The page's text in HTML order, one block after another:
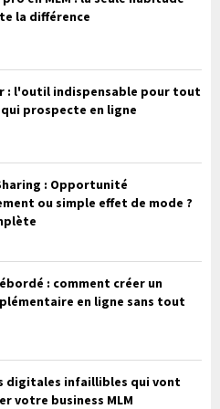
la différence
: l'outil indispensable pour tout
qui prospecte en ligne
: Opportunité
ou simple effet de mode ?
: comment créer un
en ligne sans tout
digitales infaillibles qui vont
votre business MLM